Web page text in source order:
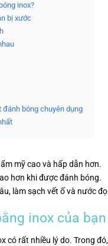
inox?
bị xước
bóng chuyên dụng
mỹ cao và hấp dẫn hơn.
hơn khi được đánh bóng.
làm sạch vết ố và nước
inox của
có rất nhiều lý do. Trong